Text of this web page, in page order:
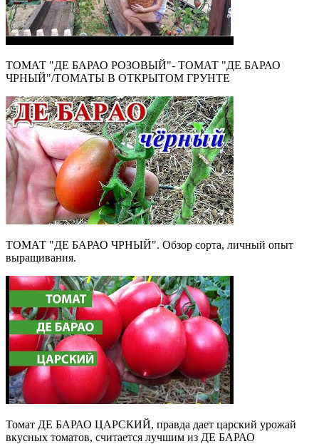
ТОМАТ "ДЕ БАРАО РОЗОВЫЙ"- ТОМАТ "ДЕ БАРАО
ЧРНЫЙ"/ТОМАТЫ В ОТКРЫТОМ ГРУНТЕ
ТОМАТ "ДЕ БАРАО ЧРНЫЙ". Обзор сорта, личный опыт
выращивания.
Томат ДЕ БАРАО ЦАРСКИЙ, правда дает царский урожай
вкусных томатов, считается лучшим из ДЕ БАРАО